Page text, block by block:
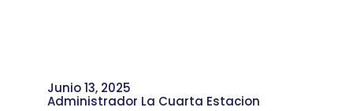
Junio 13, 2025
Administrador La Cuarta Estacion